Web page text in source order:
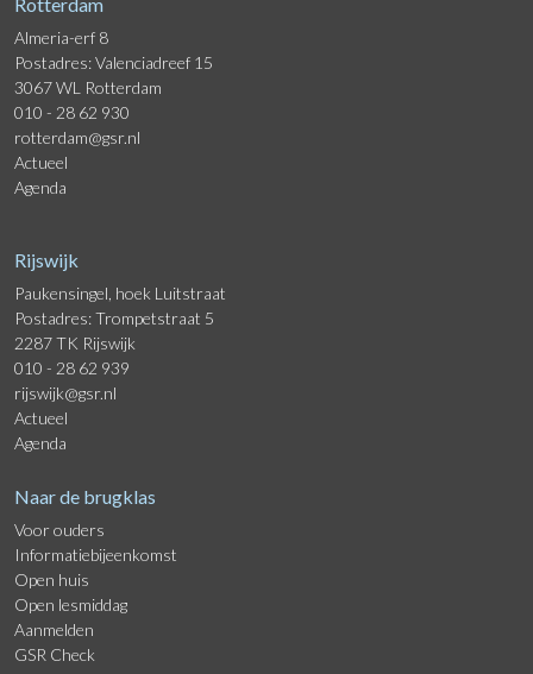
Almeria-erf 8
Postadres: Valenciadreef 15
3067 WL Rotterdam
010 - 28 62 930
rotterdam@gsr.nl
Actueel
Agenda
Rijswijk
Paukensingel, hoek Luitstraat
Postadres: Trompetstraat 5
2287 TK Rijswijk
010 - 28 62 939
rijswijk@gsr.nl
Actueel
Agenda
Naar de brugklas
Voor ouders
Informatiebijeenkomst
Open huis
Open lesmiddag
Aanmelden
GSR Check